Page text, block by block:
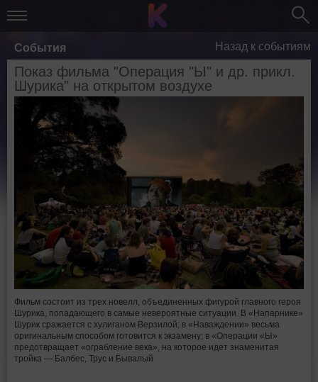
События Назад к событиям
Показ фильма "Операция "Ы" и др. прикл.
Шурика" на открытом воздухе
Фильм состоит из трех новелл, объединенных фигурой главного героя
Шурика, попадающего в самые невероятные ситуации. В «Напарнике»
Шурик сражается с хулиганом Верзилой; в «Наваждении» весьма
оригинальным способом готовится к экзамену; в «Операции «Ы»
предотвращает «ограбление века», на которое идет знаменитая
тройка — Балбес, Трус и Бывалый